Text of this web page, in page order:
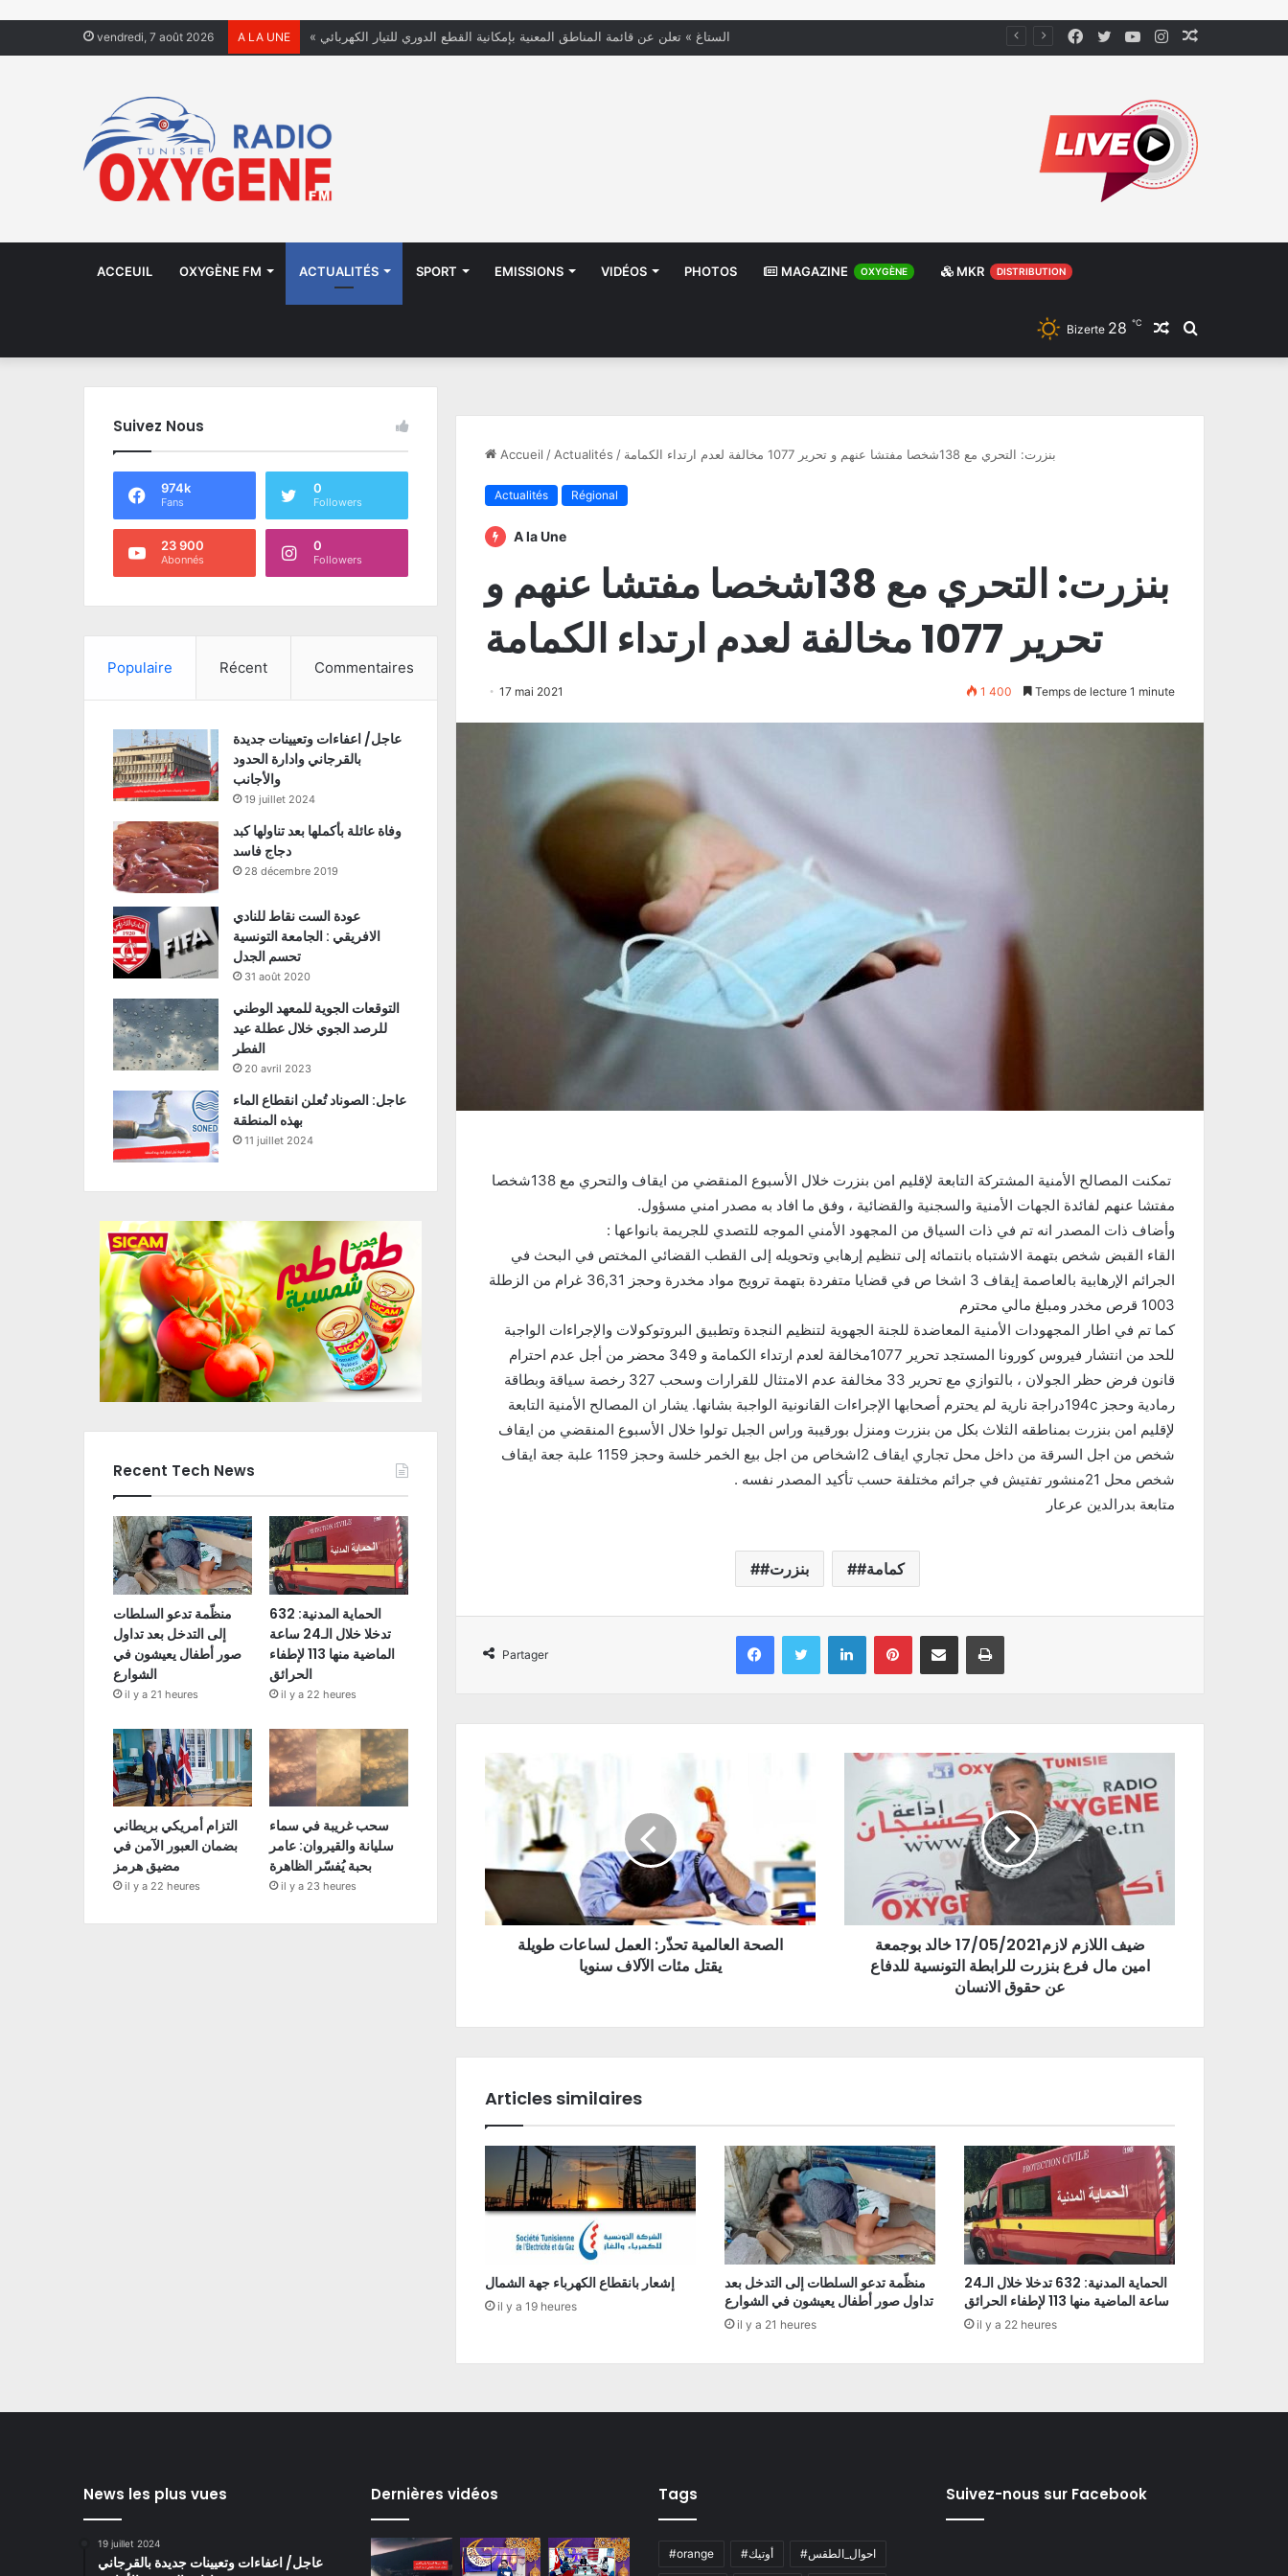
vendredi, 7 août 2026 A LA UNE « الستاغ » تعلن عن قائمة المناطق المعنية بإمكانية القطع الدوري للتيار الكهربائي Instagram
YouTube
Twitter
Facebook
ACCEUIL OXYGÈNE FM ACTUALITÉS SPORT EMISSIONS VIDÉOS PHOTOS MAGAZINE OXYGÈNE MKR DISTRIBUTION
Rechercher
Article
Bizerte 28 ℃
Accueil / Actualités / بنزرت: التحري مع 138شخصا مفتشا عنهم و تحرير 1077 مخالفة لعدم ارتداء الكمامة
Actualités Régional
A la Une
بنزرت: التحري مع 138شخصا مفتشا عنهم و
تحرير 1077 مخالفة لعدم ارتداء الكمامة
17 mai 2021 1 400 Temps de lecture 1 minute
تمكنت المصالح الأمنية المشتركة التابعة لإقليم امن بنزرت خلال الأسبوع المنقضي من ايقاف والتحري مع 138شخصا
مفتشا عنهم لفائدة الجهات الأمنية والسجنية والقضائية ، وفق ما افاد به مصدر امني مسؤول.
وأضاف ذات المصدر انه تم في ذات السياق من المجهود الأمني الموجه للتصدي للجريمة بانواعها :
القاء القبض شخص بتهمة الاشتباه بانتمائه إلى تنظيم إرهابي وتحويله إلى القطب القضائي المختص في البحث في
الجرائم الإرهابية بالعاصمة إيقاف 3 اشخا ص في قضايا متفردة بتهمة ترويج مواد مخدرة وحجز 36,31 غرام من الزطلة
1003 قرص مخدر ومبلغ مالي محترم
كما تم في اطار المجهودات الأمنية المعاضدة للجنة الجهوية لتنظيم النجدة وتطبيق البروتوكولات والإجراءات الواجبة
للحد من انتشار فيروس كورونا المستجد تحرير 1077مخالفة لعدم ارتداء الكمامة و 349 محضر من أجل عدم احترام
قانون فرض حظر الجولان ، بالتوازي مع تحرير 33 مخالفة عدم الامتثال للقرارات وسحب 327 رخصة سياقة وبطاقة
رمادية وحجز 194cدراجة نارية لم يحترم أصحابها الإجراءات القانونية الواجبة بشانها. يشار ان المصالح الأمنية التابعة
لإقليم امن بنزرت بمناطقه الثلاث بكل من بنزرت ومنزل بورقيبة وراس الجبل تولوا خلال الأسبوع المنقضي من ايقاف
شخص من اجل السرقة من داخل محل تجاري ايقاف 2اشخاص من اجل بيع الخمر خلسة وحجز 1159 علبة جعة ايقاف
شخص محل 21منشور تفتيش في جرائم مختلفة حسب تأكيد المصدر نفسه .
متابعة بدرالدين عرعار
#بنزرت #كمامة
Partager
Facebook Twitter Linkedin Pinterest Partager par email Imprimer
الصحة العالمية تحذّر: العمل لساعات طويلة
يقتل مئات الآلاف سنويا
ضيف اللازم لازم17/05/2021 خالد بوجمعة
امين مال فرع بنزرت للرابطة التونسية للدفاع
عن حقوق الانسان
Articles similaires
إشعار بانقطاع الكهرباء جهة الشمال
il y a 19 heures
منظّمة تدعو السلطات إلى التدخل بعد
تداول صور أطفال يعيشون في الشوارع
il y a 21 heures
الحماية المدنية: 632 تدخلا خلال الـ24
ساعة الماضية منها 113 لإطفاء الحرائق
il y a 22 heures
Suivez Nous
974k
Fans
0
Followers
23 900
Abonnés
0
Followers
Populaire Récent Commentaires
عاجل/ اعفاءات وتعيينات جديدة
بالقرجاني وادارة الحدود
والأجانب
19 juillet 2024
وفاة عائلة بأكملها بعد تناولها كبد
دجاج فاسد
28 décembre 2019
عودة الست نقاط للنادي
الافريقي : الجامعة التونسية
تحسم الجدل
31 août 2020
التوقعات الجوية للمعهد الوطني
للرصد الجوي خلال عطلة عيد
الفطر
20 avril 2023
عاجل: الصوناد تُعلن انقطاع الماء
بهذه المنطقة
11 juillet 2024
Recent Tech News
منظّمة تدعو السلطات
إلى التدخل بعد تداول
صور أطفال يعيشون في
الشوارع
il y a 21 heures
الحماية المدنية: 632
تدخلا خلال الـ24 ساعة
الماضية منها 113 لإطفاء
الحرائق
il y a 22 heures
التزام أمريكي بريطاني
بضمان العبور الآمن في
مضيق هرمز
il y a 22 heures
سحب غريبة في سماء
سليانة والقيروان: عامر
بحبة يُفسّر الظاهرة
il y a 23 heures
News les plus vues
19 juillet 2024
عاجل/ اعفاءات وتعيينات جديدة بالقرجاني
Dernières vidéos Tags
#orange #أوتيك #احوال_الطقس
Suivez-nous sur Facebook